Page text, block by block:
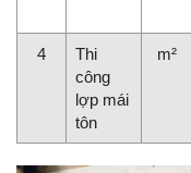
4
Thi
công
lợp mái
tôn
m²